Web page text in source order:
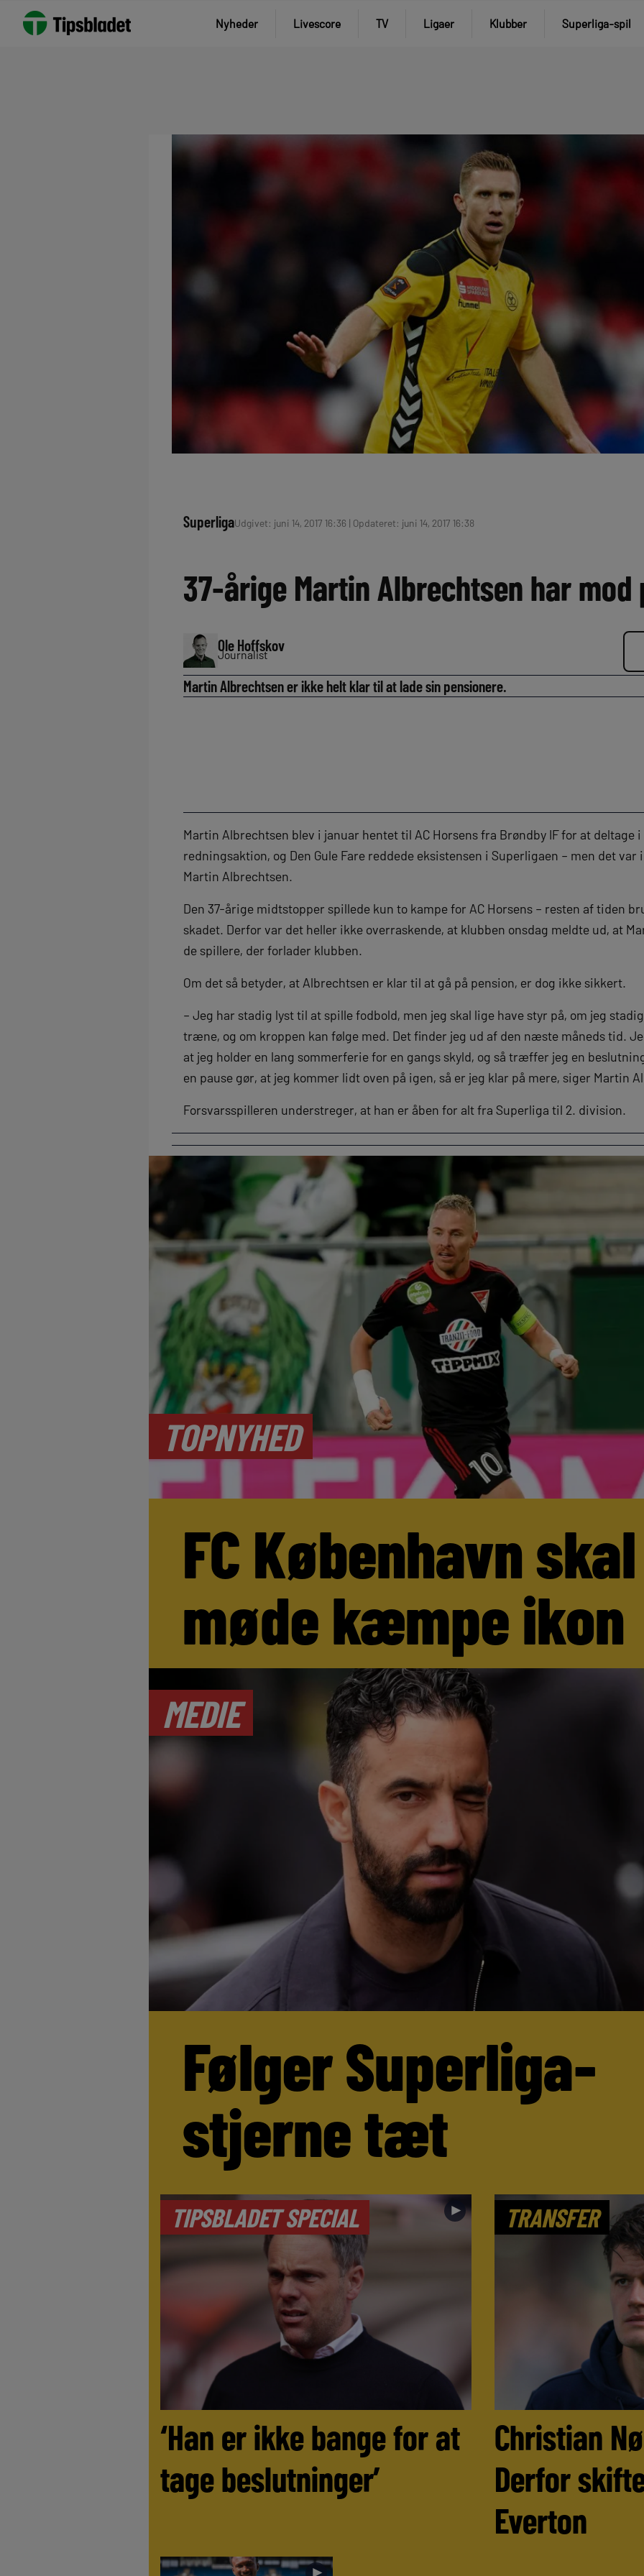
Nyheder Livescore TV Ligaer Klubber Superliga-spil
SuperligaUdgivet: juni 14, 2017 16:36 | Opdateret: juni 14, 2017 16:38
37-årige Martin Albrechtsen har mod
Ole Hoffskov
Journalist
Martin Albrechtsen er ikke helt klar til at lade sin pensionere.
Martin Albrechtsen blev i januar hentet til AC Horsens fra Brøndby IF for at deltage
redningsaktion, og Den Gule Fare reddede eksistensen i Superligaen – men det
Martin Albrechtsen.
Den 37-årige midtstopper spillede kun to kampe for AC Horsens – resten af tiden
skadet. Derfor var det heller ikke overraskende, at klubben onsdag meldte ud, at
de spillere, der forlader klubben.
Om det så betyder, at Albrechtsen er klar til at gå på pension, er dog ikke sikkert.
– Jeg har stadig lyst til at spille fodbold, men jeg skal lige have styr på, om jeg
træne, og om kroppen kan følge med. Det finder jeg ud af den næste måneds tid.
at jeg holder en lang sommerferie for en gangs skyld, og så træffer jeg en
en pause gør, at jeg kommer lidt oven på igen, så er jeg klar på mere, siger Martin
Forsvarsspilleren understreger, at han er åben for alt fra Superliga til 2. division.
TOPNYHED
FC København skal
møde kæmpe ikon
MEDIE
Følger Superliga-
stjerne tæt
TIPSBLADET SPECIAL ►
‘Han er ikke bange for at
tage beslutninger’
TRANSFER
Christian
Derfor
Everton
►